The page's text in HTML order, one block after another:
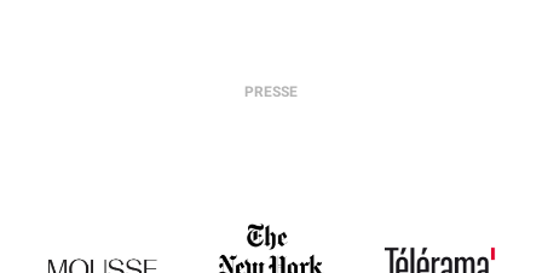
PRESSE